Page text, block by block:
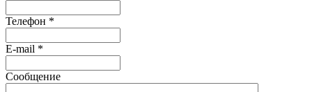
Телефон *
E-mail *
Сообщение